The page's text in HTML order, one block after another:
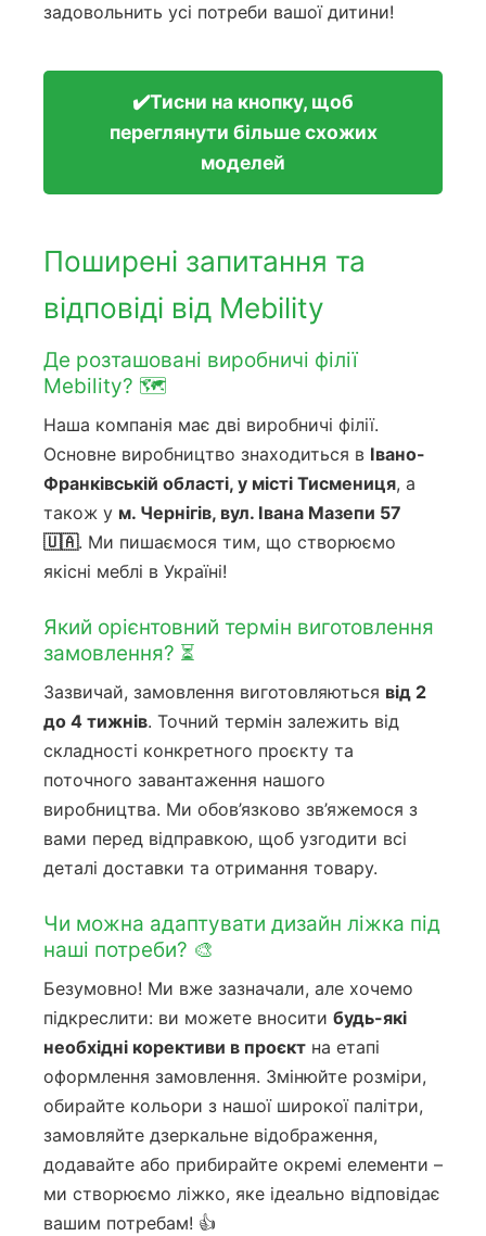
задовольнить усі потреби вашої дитини!
✔️Тисни на кнопку, щоб
переглянути більше схожих
моделей
Поширені запитання та
відповіді від Mebility
Де розташовані виробничі філії
Mebility? 🗺️
Наша компанія має дві виробничі філії.
Основне виробництво знаходиться в Івано-
Франківській області, у місті Тисмениця, а
також у м. Чернігів, вул. Івана Мазепи 57
🇺🇦. Ми пишаємося тим, що створюємо
якісні меблі в Україні!
Який орієнтовний термін виготовлення
замовлення? ⏳
Зазвичай, замовлення виготовляються від 2
до 4 тижнів. Точний термін залежить від
складності конкретного проєкту та
поточного завантаження нашого
виробництва. Ми обов’язково зв’яжемося з
вами перед відправкою, щоб узгодити всі
деталі доставки та отримання товару.
Чи можна адаптувати дизайн ліжка під
наші потреби? 🎨
Безумовно! Ми вже зазначали, але хочемо
підкреслити: ви можете вносити будь-які
необхідні корективи в проєкт на етапі
оформлення замовлення. Змінюйте розміри,
обирайте кольори з нашої широкої палітри,
замовляйте дзеркальне відображення,
додавайте або прибирайте окремі елементи –
ми створюємо ліжко, яке ідеально відповідає
вашим потребам! 👍